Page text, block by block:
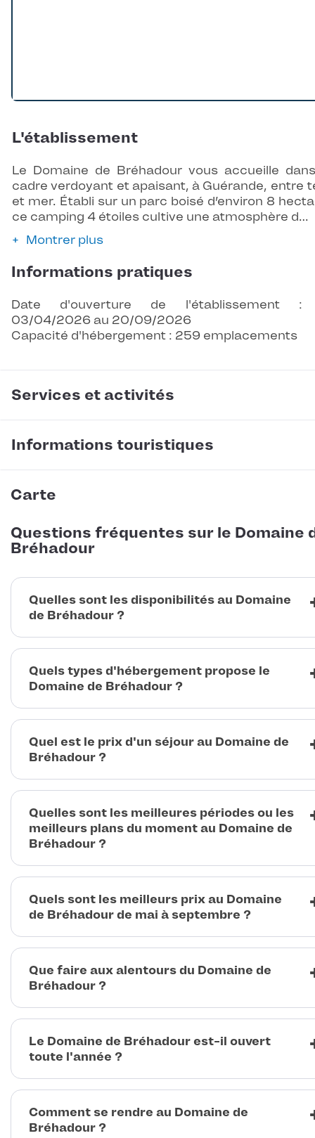
L'établissement
Le Domaine de Bréhadour vous accueille
cadre verdoyant et apaisant, à Guérande, entre
et mer. Établi sur un parc boisé d’environ 8
ce camping 4 étoiles cultive une atmosphère d…
Montrer plus
Informations pratiques
Date d'ouverture de l'établissement :
03/04/2026 au 20/09/2026
Capacité d'hébergement : 259 emplacements
Services et activités
Informations touristiques
Carte
Questions fréquentes sur le Domaine
Bréhadour
Quelles sont les disponibilités au Domaine
de Bréhadour ?
Quels types d'hébergement propose le
Domaine de Bréhadour ?
Quel est le prix d'un séjour au Domaine de
Bréhadour ?
Quelles sont les meilleures périodes ou les
meilleurs plans du moment au Domaine de
Bréhadour ?
Quels sont les meilleurs prix au Domaine
de Bréhadour de mai à septembre ?
Que faire aux alentours du Domaine de
Bréhadour ?
Le Domaine de Bréhadour est-il ouvert
toute l'année ?
Comment se rendre au Domaine de
Bréhadour ?